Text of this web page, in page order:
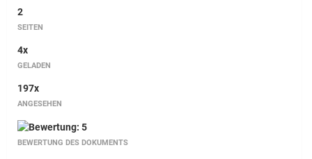
2
SEITEN
4x
GELADEN
197x
ANGESEHEN
BEWERTUNG DES DOKUMENTS